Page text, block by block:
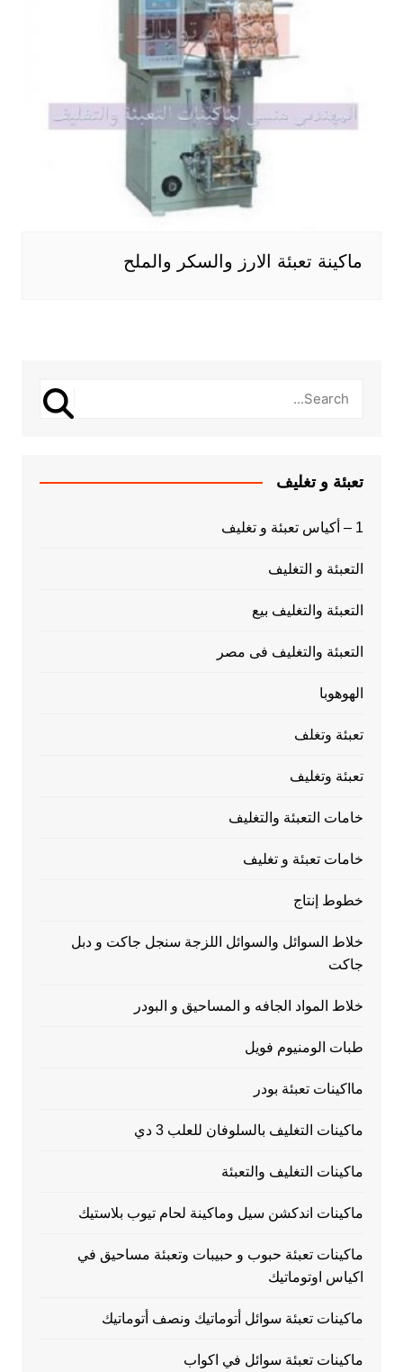
ماكينة تعبئة الارز والسكر والملح
تعبئة و تغليف
1 – أكياس تعبئة و تغليف
التعبئة و التغليف
التعبئة والتغليف بيع
التعبئة والتغليف فى مصر
الهوهوبا
تعبئة وتغلف
تعبئة وتغليف
خامات التعبئة والتغليف
خامات تعبئة و تغليف
خطوط إنتاج
خلاط السوائل والسوائل اللزجة سنجل جاكت و دبل
جاكت
خلاط المواد الجافه و المساحيق و البودر
طبات الومنيوم فويل
مااكينات تعبئة بودر
ماكينات التغليف بالسلوفان للعلب 3 دي
ماكينات التغليف والتعبئة
ماكينات اندكشن سيل وماكينة لحام تيوب بلاستيك
ماكينات تعبئة حبوب و حبيبات وتعبئة مساحيق في
اكياس اوتوماتيك
ماكينات تعبئة سوائل أتوماتيك ونصف أتوماتيك
ماكينات تعبئة سوائل في اكواب